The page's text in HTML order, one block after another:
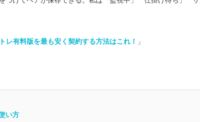
レ有料版を最も安く契約する方法はこれ！ 」
い方